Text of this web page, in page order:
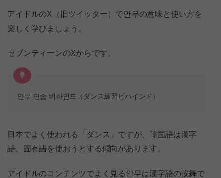
アイドルのX（旧ツイッター）で안무の意味と使い方を
楽しく学びましょう。
セブンティーンのXからです。
안무 연습 비하인드（ダンス練習ビハインド）
日本でよく使われる「ダンス」ですが、韓国語は漢字
語、固有語を使おうとする傾向があります。
アイドルのコンテンツでよく見る안무は漢字語の按舞で